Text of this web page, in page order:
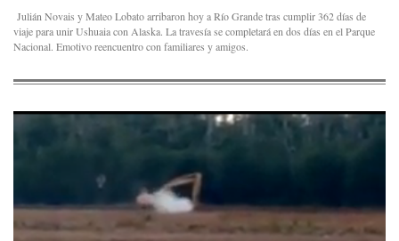
Julián Novais y Mateo Lobato arribaron hoy a Río Grande tras cumplir 362 días de
viaje para unir Ushuaia con Alaska. La travesía se completará en dos días en el Parque
Nacional. Emotivo reencuentro con familiares y amigos.